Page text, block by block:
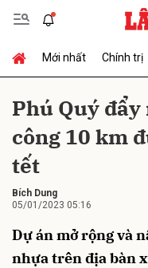
Mới nhất Chính trị
Phú Quý
công 10 km
tết
Bích Dung
05/01/2023 05:16
Dự án mở rộng và
nhựa trên địa bàn
Gửi bình luận